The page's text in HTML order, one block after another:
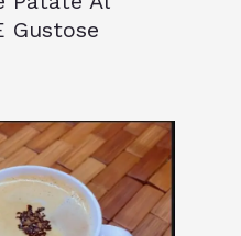
Gustose